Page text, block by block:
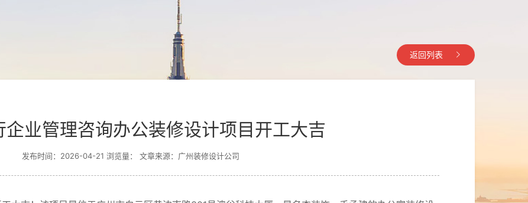
返回列表
企业管理咨询办公装修设计项目开工大吉
发布时间：2026-04-21 浏览量： 文章来源：广州装修设计公司